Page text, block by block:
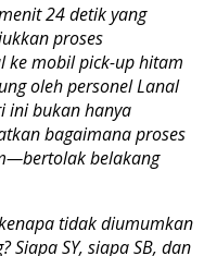
24 detik yang
proses
ke mobil pick-up hitam
oleh personel Lanal
ini bukan hanya
bagaimana proses
belakang
tidak diumumkan
Siapa SY, siapa SB, dan